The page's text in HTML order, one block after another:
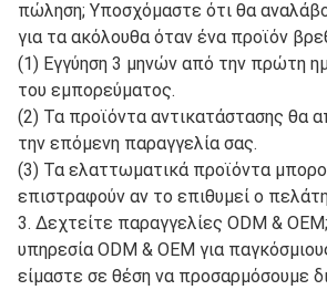
πώληση; Υποσχόμαστε ότι θα
για τα ακόλουθα όταν ένα προϊόν
(1) Εγγύηση 3 μηνών από την πρώτη
του εμπορεύματος.
(2) Τα προϊόντα αντικατάστασης θα
την επόμενη παραγγελία σας.
(3) Τα ελαττωματικά προϊόντα
επιστραφούν αν το επιθυμεί ο
3. Δεχτείτε παραγγελίες ODM &
υπηρεσία ODM & OEM για
είμαστε σε θέση να προσαρμόσουμε